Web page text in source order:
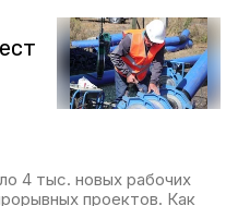
4 тыс. новых рабочих
проектов. Как